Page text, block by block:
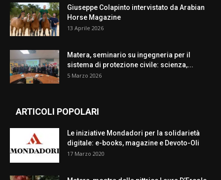
Giuseppe Colapinto intervistato da Arabian
Horse Magazine
13 Aprile 2026
Matera, seminario su ingegneria per il
sistema di protezione civile: scienza,...
5 Marzo 2026
ARTICOLI POPOLARI
Le iniziative Mondadori per la solidarietà
digitale: e-books, magazine e Devoto-Oli
17 Marzo 2020